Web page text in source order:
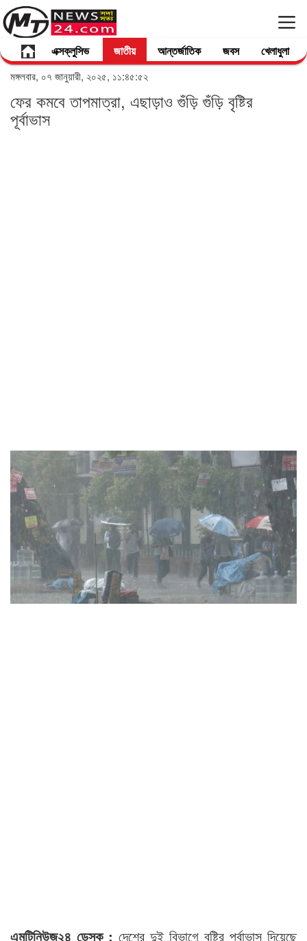
এক্সক্লুসিভ জাতীয় আন্তর্জাতিক জবস খেলাধুলা
মঙ্গলবার, ০৭ জানুয়ারী, ২০২৫, ১১:৪৫:৫২
ফের কমবে তাপমাত্রা, এছাড়াও গুঁড়ি গুঁড়ি বৃষ্টির
পূর্বাভাস
এমটিনিউজ২৪ ডেস্ক : দেশের দুই বিভাগে বৃষ্টির পূর্বাভাস দিয়েছে